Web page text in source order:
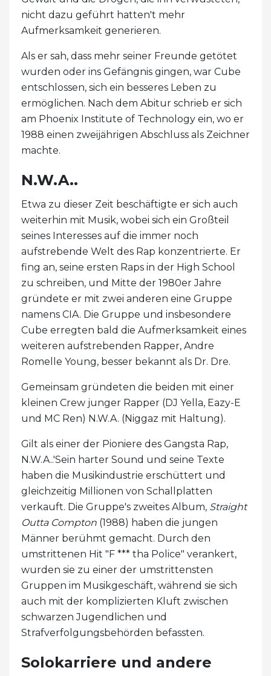
nicht dazu geführt hatten't mehr
Aufmerksamkeit generieren.
Als er sah, dass mehr seiner Freunde getötet
wurden oder ins Gefängnis gingen, war Cube
entschlossen, sich ein besseres Leben zu
ermöglichen. Nach dem Abitur schrieb er sich
am Phoenix Institute of Technology ein, wo er
1988 einen zweijährigen Abschluss als Zeichner
machte.
N.W.A..
Etwa zu dieser Zeit beschäftigte er sich auch
weiterhin mit Musik, wobei sich ein Großteil
seines Interesses auf die immer noch
aufstrebende Welt des Rap konzentrierte. Er
fing an, seine ersten Raps in der High School
zu schreiben, und Mitte der 1980er Jahre
gründete er mit zwei anderen eine Gruppe
namens CIA. Die Gruppe und insbesondere
Cube erregten bald die Aufmerksamkeit eines
weiteren aufstrebenden Rapper, Andre
Romelle Young, besser bekannt als Dr. Dre.
Gemeinsam gründeten die beiden mit einer
kleinen Crew junger Rapper (DJ Yella, Eazy-E
und MC Ren) N.W.A. (Niggaz mit Haltung).
Gilt als einer der Pioniere des Gangsta Rap,
N.W.A..'Sein harter Sound und seine Texte
haben die Musikindustrie erschüttert und
gleichzeitig Millionen von Schallplatten
verkauft. Die Gruppe's zweites Album, Straight
Outta Compton (1988) haben die jungen
Männer berühmt gemacht. Durch den
umstrittenen Hit "F *** tha Police" verankert,
wurden sie zu einer der umstrittensten
Gruppen im Musikgeschäft, während sie sich
auch mit der komplizierten Kluft zwischen
schwarzen Jugendlichen und
Strafverfolgungsbehörden befassten.
Solokarriere und andere